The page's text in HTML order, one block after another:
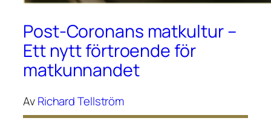
Post-Coronans matkultur –
Ett nytt förtroende för
matkunnandet
AvRichard Tellström